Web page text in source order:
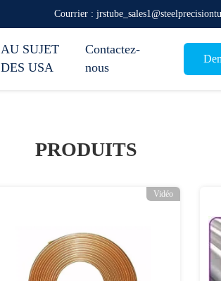
Courrier :
AU SUJET
DES USA
Contactez-
nous
PRODUITS
Vidéo